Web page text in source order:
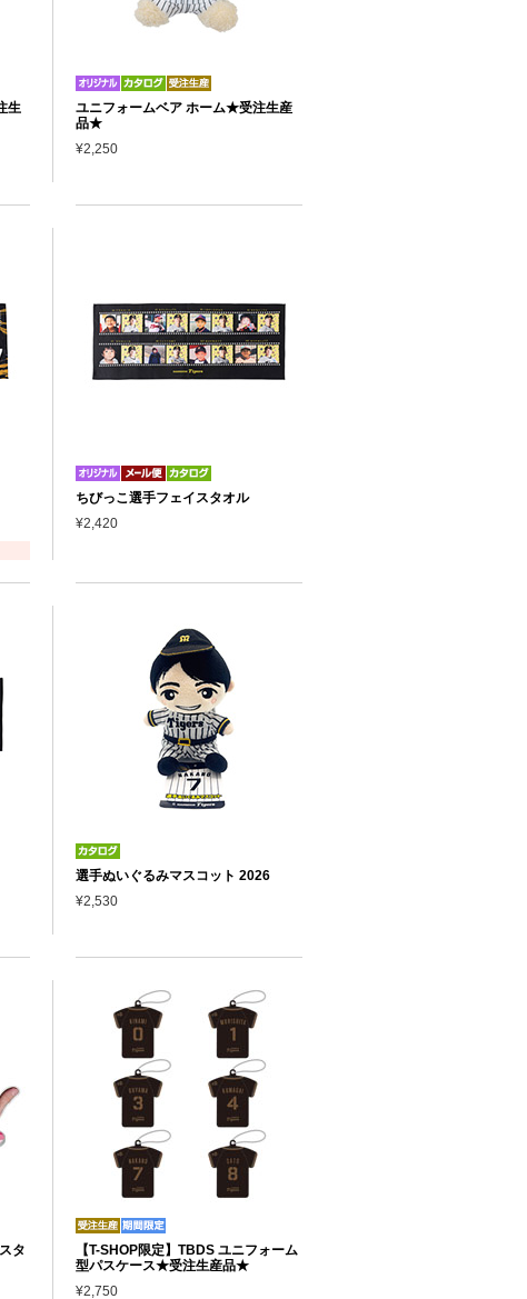
生
ユニフォームベア ホーム★受注生産
品★
¥2,250
ちびっこ選手フェイスタオル
¥2,420
選手ぬいぐるみマスコット 2026
¥2,530
タ
【T-SHOP限定】TBDS ユニフォーム
型パスケース★受注生産品★
¥2,750